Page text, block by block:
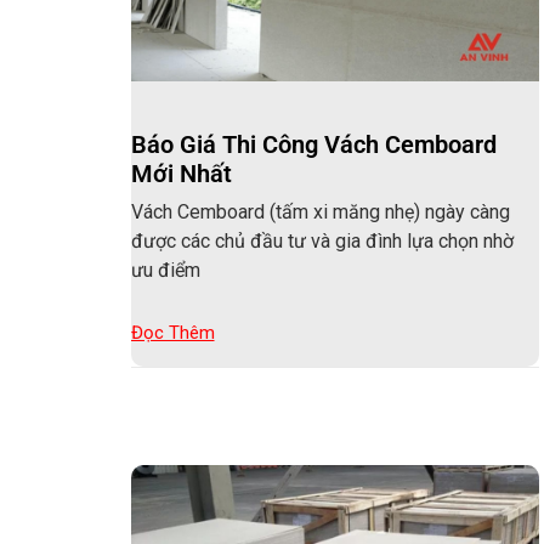
Báo Giá Thi Công Vách Cemboard
Mới Nhất
Vách Cemboard (tấm xi măng nhẹ) ngày càng
được các chủ đầu tư và gia đình lựa chọn nhờ
ưu điểm
Đọc Thêm